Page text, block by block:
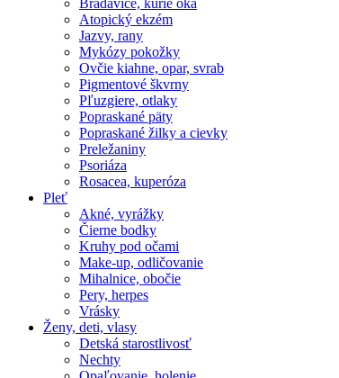
Bradavice, kurie oká
Atopický ekzém
Jazvy, rany
Mykózy pokožky
Ovčie kiahne, opar, svrab
Pigmentové škvrny
Pľuzgiere, otlaky
Popraskané päty
Popraskané žilky a cievky
Preležaniny
Psoriáza
Rosacea, kuperóza
Pleť
Akné, vyrážky
Čierne bodky
Kruhy pod očami
Make-up, odličovanie
Mihalnice, obočie
Pery, herpes
Vrásky
Ženy, deti, vlasy
Detská starostlivosť
Nechty